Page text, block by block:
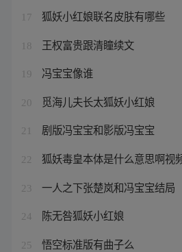
17 狐妖小红娘联名皮肤有哪些
18 王权富贵跟清瞳续文
19 冯宝宝像谁
20 觅海儿夫长太狐妖小红娘
21 剧版冯宝宝和影版冯宝宝
22 狐妖毒皇本体是什么意思啊视
23 一人之下张楚岚和冯宝宝结局
24 陈无咎狐妖小红娘
25 悟空标准版有曲子么